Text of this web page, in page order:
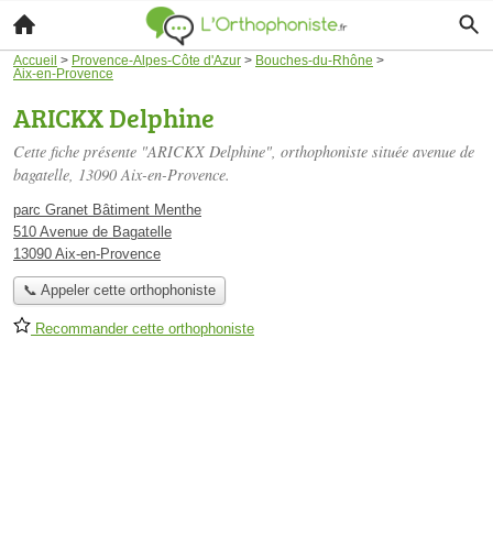
Accueil > Provence-Alpes-Côte d'Azur > Bouches-du-Rhône >
Aix-en-Provence
ARICKX Delphine
Cette fiche présente "ARICKX Delphine", orthophoniste située avenue de
bagatelle, 13090 Aix-en-Provence.
parc Granet Bâtiment Menthe
510 Avenue de Bagatelle
13090 Aix-en-Provence
📞 Appeler cette orthophoniste
Recommander cette orthophoniste